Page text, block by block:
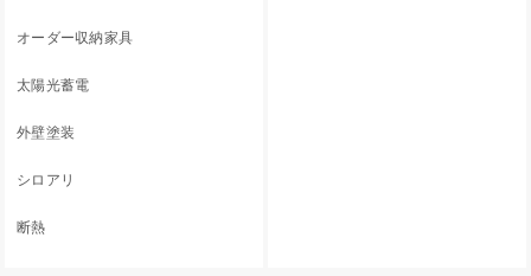
オーダー収納家具
太陽光蓄電
外壁塗装
シロアリ
断熱